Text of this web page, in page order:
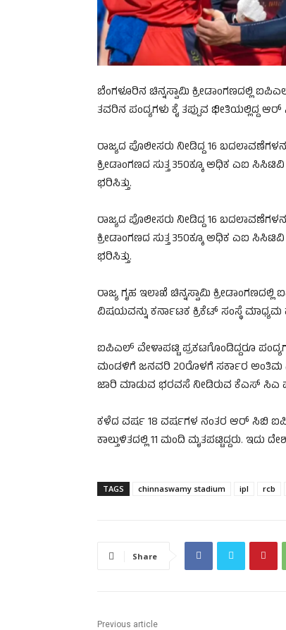
ಬೆಂಗಳೂರಿನ ಚಿನ್ನಸ್ವಾಮಿ ಕ್ರೀಡಾಂಗಣದಲ್ಲಿ
ತವರಿನ ಪಂದ್ಯಗಳು ಕೈ ತಪ್ಪುವ ಭೀತಿಯಲ್ಲಿದ್ದ
ರಾಜ್ಯದ ಪೊಲೀಸರು ನೀಡಿದ್ದ 16
ಕ್ರೀಡಾಂಗಣದ ಸುತ್ತ 350ಕ್ಕೂ ಅಧಿಕ ಎಐ
ಭರಿಸಿತ್ತು.
ರಾಜ್ಯದ ಪೊಲೀಸರು ನೀಡಿದ್ದ 16
ಕ್ರೀಡಾಂಗಣದ ಸುತ್ತ 350ಕ್ಕೂ ಅಧಿಕ ಎಐ
ಭರಿಸಿತ್ತು.
ರಾಜ್ಯ ಗೃಹ ಇಲಾಖೆ ಚಿನ್ನಸ್ವಾಮಿ
ವಿಷಯವನ್ನು ಕರ್ನಾಟಕ ಕ್ರಿಕೆಟ್ ಸಂಸ್ಥೆ
ಐಪಿಎಲ್ ವೇಳಾಪಟ್ಟಿ ಪ್ರಕಟಗೊಂಡಿದ್ದರೂ
ಮಂಡಳಿಗೆ ಜನವರಿ 20ರೊಳಗೆ ಸರ್ಕಾರ ಅಂತಿಮ
ಜಾರಿ ಮಾಡುವ ಭರವಸೆ ನೀಡಿರುವ ಕೆಎಸ್ ಸಿಎ
ಕಳೆದ ವರ್ಷ 18 ವರ್ಷಗಳ ನಂತರ ಆರ್ ಸಿಬಿ
ಕಾಲ್ತುಳಿತದಲ್ಲಿ 11 ಮಂದಿ ಮೃತಪಟ್ಟಿದ್ದರು. ಇದು
TAGS chinnaswamy stadium ipl rcb
Share
Previous article